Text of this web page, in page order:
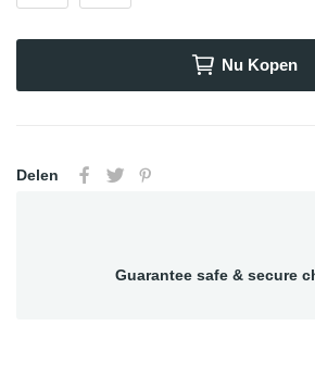
Nu Kopen
Delen
Guarantee safe & secure